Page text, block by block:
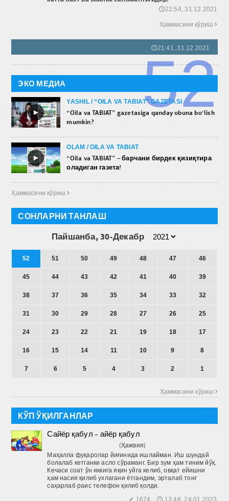
🕔22:54, 31.12.2021
Ҳаммасини кўриш
🕔21:41, 31.12.2021
52
ЭКО МЕДИА
►
YASHIL / “OILA VA TABIAT” GAZETASI
“Oila va TABIAT” gazetasiga qanday obuna bo‘lish
mumkin?
►
OLAM / OILA VA TABIAT
“Oila va TABIAT” – барчани бирдек қизиқтира
оладиган газета!
Ҳаммасини кўриш 
СОНЛАРНИ ТАНЛАШ
Пайшанба, 30-Декабр
52 51 50 49 48 47 46
45 44 43 42 41 40 39
38 37 36 35 34 33 32
31 30 29 28 27 26 25
24 23 22 21 19 18 17
16 15 14 11 10 9 8
7 6 5 4 3 2 1
Ҳаммасини кўриш 
КЎП ЎҚИЛГАНЛАР
Сайёр қабул – айёр қабул
(Ҳажвия)
Маҳалла фуқаролар йиғинида ишлайман. Иш шундай
болалаб кетганки асло сўраманг. Бир зум ҳам тиним йўқ.
Кечаси соат ўн иккига яқин уйга келиб, овқат ейишни
ҳам насия қилиб ухлагани ётгандим, эрталаб тонг
саҳарлаб раис телефон қилиб қолди.
✔ 1674 🕔 13:48, 24.01.2023